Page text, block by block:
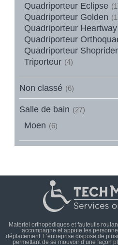
Quadriporteur Eclipse
Quadriporteur Golden
Quadriporteur Heartway
Quadriporteur
Quadriporteur Shoprider
Triporteur (4)
Non classé (6)
Salle de bain (27)
Moen (6)
Matériel orthopédiques et fauteuils
accompagne et appuie les
déplacement. L’entreprise dispose de
permettant de se mouvoir d’une façon